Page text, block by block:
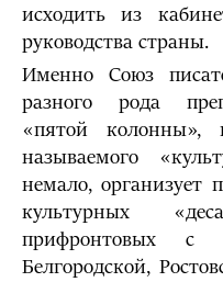
исходить из
руководства страны.
Именно Союз
разного рода
«пятой колонны»,
называемого
немало, организует
культурных
прифронтовых с
Белгородской,